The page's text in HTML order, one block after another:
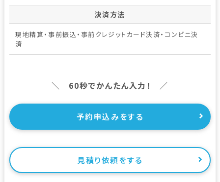
決済方法
現地精算・事前振込・事前クレジットカード決済・コンビニ決
済
＼ 60秒でかんたん入力！ ／
予約申込みをする
見積り依頼をする